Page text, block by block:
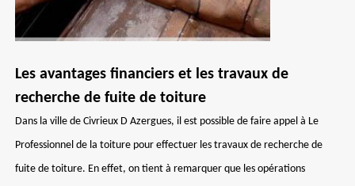
Les avantages financiers et les travaux de
recherche de fuite de toiture
Dans la ville de Civrieux D Azergues, il est possible de faire appel à Le
Professionnel de la toiture pour effectuer les travaux de recherche de
fuite de toiture. En effet, on tient à remarquer que les opérations